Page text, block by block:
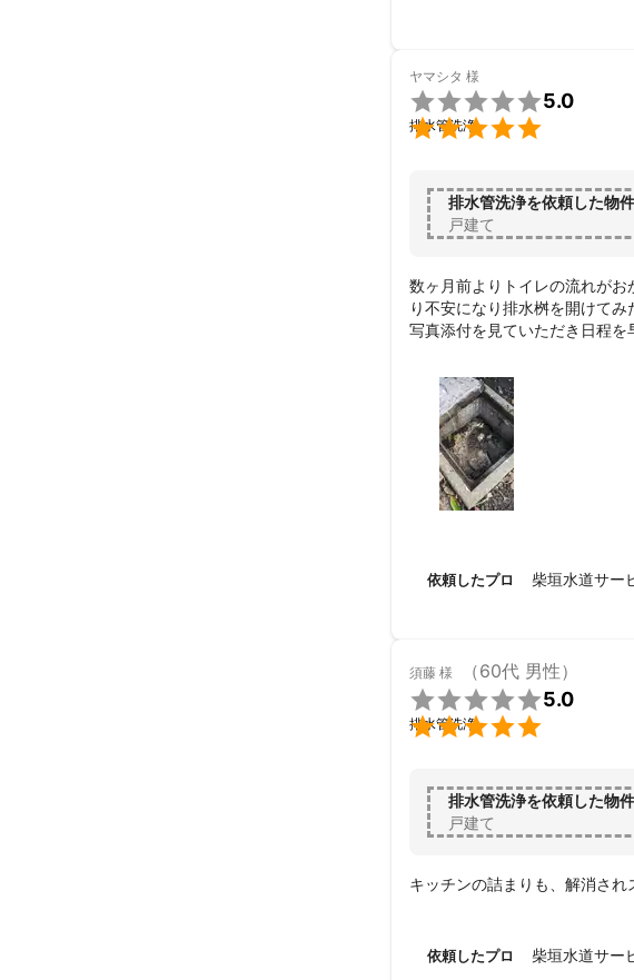
ヤマシタ 様


5.0
排水管洗浄
排水管洗浄を依頼した物件
戸建て
数ヶ月前よりトイレの流れが
り不安になり排水桝を開けてみ
写真添付を見ていただき日程を
頂きました。
頼れる業者さんだと思いました。
これで安心して洗い物やトイ
大変な作業ありがとうござい
依頼したプロ 柴垣水道サー
須藤 様 （60代 男性）


5.0
排水管洗浄
排水管洗浄を依頼した物件
戸建て
キッチンの詰まりも、解消され
依頼したプロ 柴垣水道サー